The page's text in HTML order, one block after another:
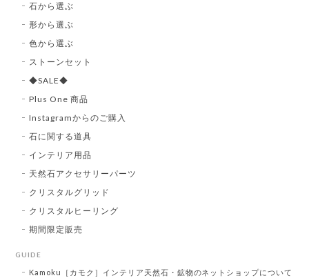
石から選ぶ
形から選ぶ
色から選ぶ
ストーンセット
◆SALE◆
Plus One 商品
Instagramからのご購入
石に関する道具
インテリア用品
天然石アクセサリーパーツ
クリスタルグリッド
クリスタルヒーリング
期間限定販売
GUIDE
Kamoku［カモク］インテリア天然石・鉱物のネットショップについて